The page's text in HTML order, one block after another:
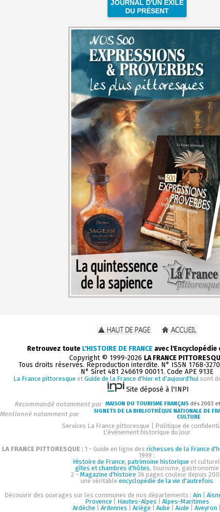
JOURNAL D'UN EXILÉ
DU PRÉSENT
Retrouvez toute L'HISTOIRE DE FRANCE avec
Copyright © 1999-2026 LA FRANCE
Tous droits réservés. Reproduction interdite. N° ISSN 1768-
N° Siret 481 246619 00011. Code APE 913E
La France pittoresque et Guide de la France d'hier et d'aujourd'hui sont
Site déposé à l'INPI
Recommandé notamment par MAISON DU TOURISME FRANÇAIS dès 2003
Mentionné notamment par
SIGNETS DE LA BIBLIOTHÈQUE NATIONALE DE
CULTURE
Services La France pittoresque
Politique de
L'événement historique du jour
LA FRANCE PITTORESQUE : 1 - Guide en ligne des richesses de la France
1999 :
Histoire de France, patrimoine historique et
gîtes et chambres d'hôtes, tourisme, gastronomie
2 - Magazine d'histoire 36 pages couleur depuis
une véritableencyclopédie de la vie d'autrefois
Découvrir des ouvrages sur les communes de nos départements :Ain |
Provence
Hautes-Alpes
Alpes-Maritimes
Ardèche |Ardennes |Ariège |Aube |Aude |Aveyron